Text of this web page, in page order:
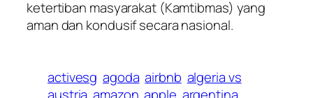
ketertiban masyarakat (Kamtibmas) yang
aman dan kondusif secara nasional.
activesg agoda airbnb algeria vs
austria amazon apple argentina